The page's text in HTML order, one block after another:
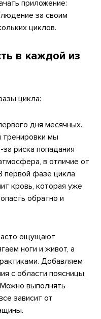
приложение:
за своим
циклов.
в каждой из
цикла:
дня месячных.
мы
риска попадания
в отличие от
первой фазе цикла
кровь, которая уже
обратно и
ощущают
ноги и живот, а
Добавляем
с области поясницы,
выполнять
зависит от